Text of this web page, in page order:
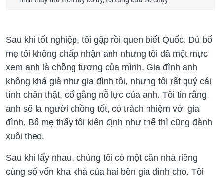
Sau khi tốt nghiệp, tôi gặp rồi quen biết Quốc. Dù bố
mẹ tôi không chấp nhận anh nhưng tôi đã một mực
xem anh là chồng tương của mình. Gia đình anh
không khá giả như gia đình tôi, nhưng tôi rất quý cái
tính chân thật, cố gắng nỗ lực của anh. Tôi tin rằng
anh sẽ la người chồng tốt, có trách nhiệm với gia
đình. Bố mẹ thấy tôi kiên định như thế thì cũng đành
xuôi theo.
Sau khi lấy nhau, chúng tôi có một căn nhà riêng
cùng số vốn kha khá của hai bên gia đình cho. Tôi